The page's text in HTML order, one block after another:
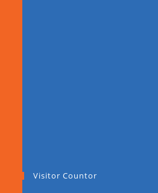
Visitor Countor